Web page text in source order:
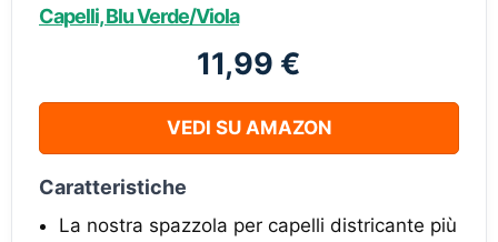
Capelli, Blu Verde/Viola
11,99 €
VEDI SU AMAZON
Caratteristiche
La nostra spazzola per capelli districante più